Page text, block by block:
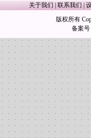
关于我们 联系我们
版权所有
备案号